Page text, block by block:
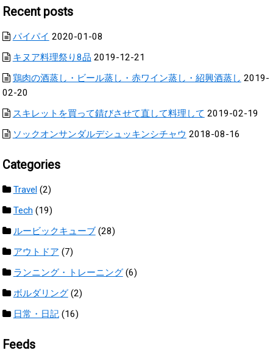
Recent posts
パイパイ 2020-01-08
キヌア料理祭り8品 2019-12-21
鶏肉の酒蒸し・ビール蒸し・赤ワイン蒸し・紹興酒蒸し 2019-
02-20
スキレットを買って錆びさせて直して料理して 2019-02-19
ソックオンサンダルデシュッキンシチャウ 2018-08-16
Categories
Travel(2)
Tech(19)
ルービックキューブ(28)
アウトドア (7)
ランニング・トレーニング(6)
ボルダリング(2)
日常・日記(16)
Feeds